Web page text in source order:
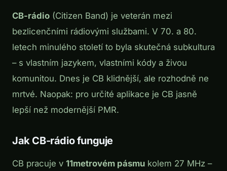
CB-rádio (Citizen Band) je veterán mezi
bezlicenčními rádiovými službami. V 70. a 80.
letech minulého století to byla skutečná subkultura
– s vlastním jazykem, vlastními kódy a živou
komunitou. Dnes je CB klidnější, ale rozhodně ne
mrtvé. Naopak: pro určité aplikace je CB jasně
lepší než modernější PMR.
Jak CB-rádio funguje
CB pracuje v 11metrovém pásmu kolem 27 MHz –